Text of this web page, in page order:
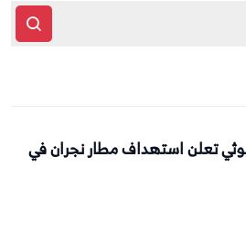
تعلن استهداف مطار نجران في